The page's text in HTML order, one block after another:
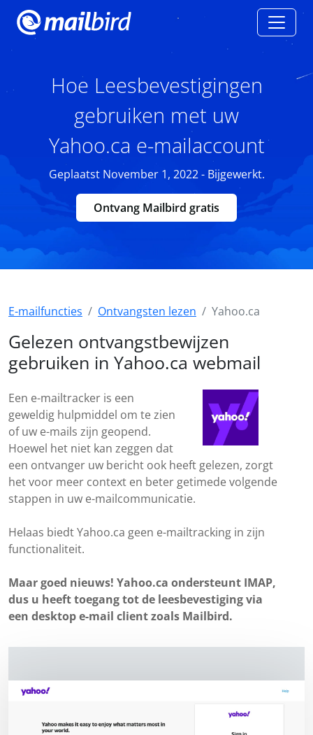
Hoe Leesbevestigingen
gebruiken met uw
Yahoo.ca e-mailaccount
Geplaatst November 1, 2022 - Bijgewerkt.
Ontvang Mailbird gratis
E-mailfuncties Ontvangsten lezen Yahoo.ca
Gelezen ontvangstbewijzen
gebruiken in Yahoo.ca webmail
Een e-mailtracker is een
geweldig hulpmiddel om te zien
of uw e-mails zijn geopend.
Hoewel het niet kan zeggen dat
een ontvanger uw bericht ook heeft gelezen, zorgt
het voor meer context en beter getimede volgende
stappen in uw e-mailcommunicatie.
Helaas biedt Yahoo.ca geen e-mailtracking in zijn
functionaliteit.
Maar goed nieuws! Yahoo.ca ondersteunt IMAP,
dus u heeft toegang tot de leesbevestiging via
een desktop e-mail client zoals Mailbird.